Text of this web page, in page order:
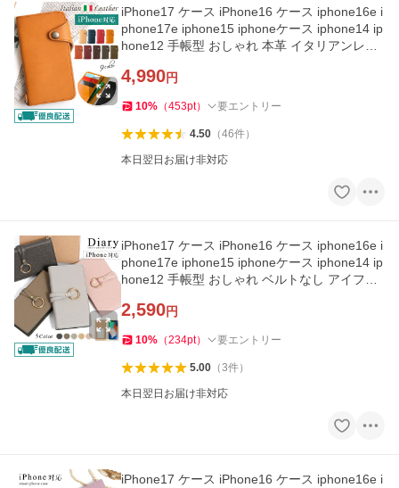
iPhone17 ケース iPhone16 ケース iphone16e i
phone17e iphone15 iphoneケース iphone14 ip
hone12 手帳型 おしゃれ 本革 イタリアンレザ
4,990円
10% （453pt） 要エントリー
4.50（46件）
本日翌日お届け非対応
iPhone17 ケース iPhone16 ケース iphone16e i
phone17e iphone15 iphoneケース iphone14 ip
hone12 手帳型 おしゃれ ベルトなし アイフォ
2,590円
10% （234pt） 要エントリー
5.00（3件）
本日翌日お届け非対応
iPhone17 ケース iPhone16 ケース iphone16e i